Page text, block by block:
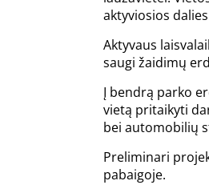
aktyviosios
Aktyvaus
saugi žaidimų
Į bendrą parko
vietą pritaikyti
bei automobilių
Preliminari
pabaigoje.